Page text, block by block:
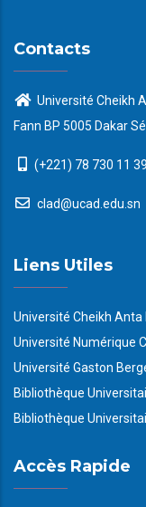
Contacts
Université Cheikh
Fann BP 5005 Dakar
(+221) 78 730 11 39
clad@ucad.edu.sn
Liens Utiles
Université Cheikh Anta
Université Numérique
Université Gaston
Bibliothèque
Bibliothèque
Accès Rapide